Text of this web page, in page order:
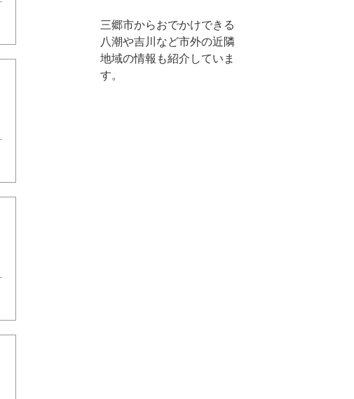
三郷市からおでかけできる
八潮や吉川など市外の近隣
地域の情報も紹介していま
す。